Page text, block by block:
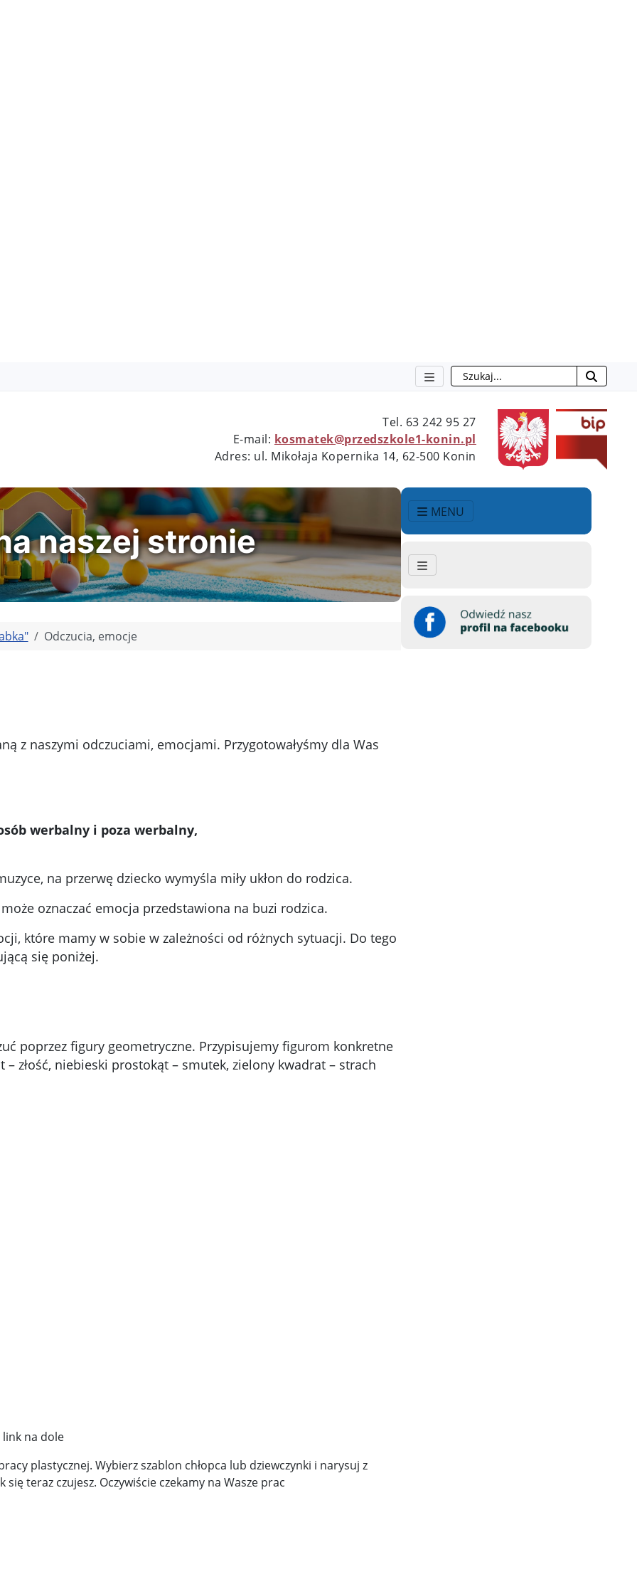
Szukaj
Tel. 63 242 95 27
E-mail: kosmatek@przedszkole1-konin.pl
Adres: ul. Mikołaja Kopernika 14, 62-500 Konin
MENU
naszej stronie
Odczucia, emocje
z naszymi odczuciami, emocjami. Przygotowałyśmy dla Was
werbalny i poza werbalny,
na przerwę dziecko wymyśla miły ukłon do rodzica.
oznaczać emocja przedstawiona na buzi rodzica.
które mamy w sobie w zależności od różnych sytuacji. Do tego
się poniżej.
poprzez figury geometryczne. Przypisujemy figurom konkretne
– złość, niebieski prostokąt – smutek, zielony kwadrat – strach
link na dole
plastycznej. Wybierz szablon chłopca lub dziewczynki i narysuj z
teraz czujesz. Oczywiście czekamy na Wasze prac